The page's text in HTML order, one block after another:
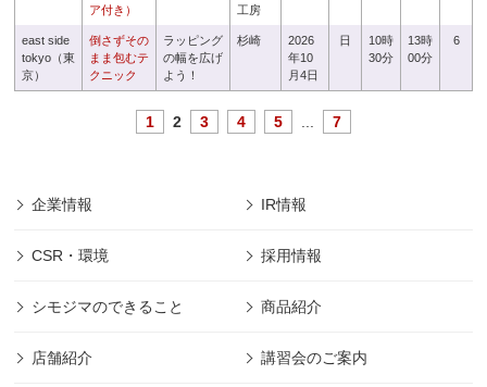
ア付き）
工房
east side
tokyo（東
京）
倒さずその
まま包むテ
クニック
ラッピング
の幅を広げ
よう！
杉崎
2026
年10
月4日
日
10時
30分
13時
00分
6
1 2 3 4 5 7
企業情報 IR情報
CSR・環境 採用情報
シモジマのできること 商品紹介
店舗紹介 講習会のご案内